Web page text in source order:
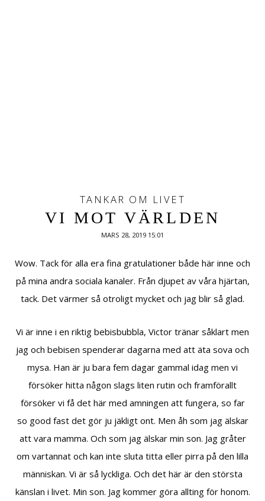
TANKAR OM LIVET
VI MOT VÄRLDEN
MARS 28, 2019 15:01
Wow. Tack för alla era fina gratulationer både här inne och
på mina andra sociala kanaler. Från djupet av våra hjärtan,
tack. Det värmer så otroligt mycket och jag blir så glad.
Vi är inne i en riktig bebisbubbla, Victor tränar såklart men
jag och bebisen spenderar dagarna med att äta sova och
mysa. Han är ju bara fem dagar gammal idag men vi
försöker hitta någon slags liten rutin och framförallt
försöker vi få det här med amningen att fungera, so far
so good fast det gör ju jäkligt ont. Men åh som jag älskar
att vara mamma. Och som jag älskar min son. Jag gråter
om vartannat och kan inte sluta titta eller pirra på den lilla
människan. Vi är så lyckliga. Och det här är den största
känslan i livet. Min son. Jag kommer göra allting för honom.